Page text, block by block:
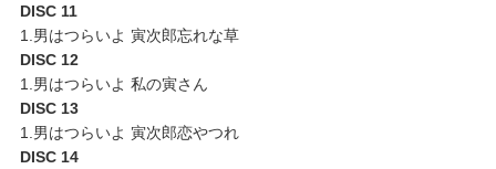
DISC 11
1.男はつらいよ 寅次郎忘れな草
DISC 12
1.男はつらいよ 私の寅さん
DISC 13
1.男はつらいよ 寅次郎恋やつれ
DISC 14